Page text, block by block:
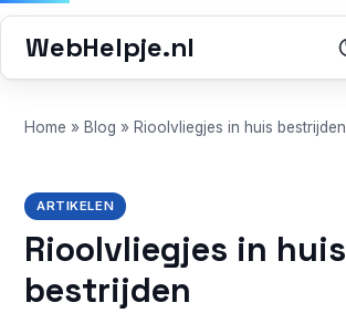
WebHelpje.nl
Home » Blog » Rioolvliegjes in huis bestrijden
ARTIKELEN
Rioolvliegjes in huis
bestrijden